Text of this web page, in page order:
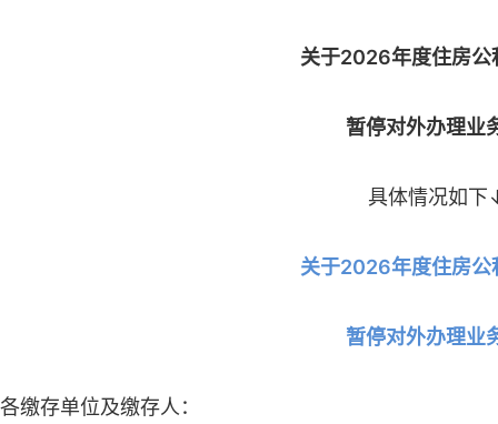
关于2026年度住房公
暂停对外办理业
具体情况如
关于2026年度住房公
暂停对外办理业
各缴存单位及缴存人：